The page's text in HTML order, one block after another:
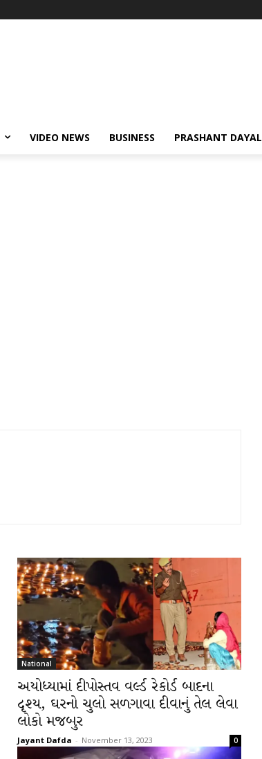
VIDEO NEWS BUSINESS PRASHANT DAYAL
National
અયોધ્યામાં દીપોસ્તવ વર્લ્ડ રેકોર્ડ બાદના
દૃશ્ય, ઘરનો ચુલો સળગાવા દીવાનું તેલ લેવા
લોકો મજબુર
Jayant Dafda - November 13, 2023 0